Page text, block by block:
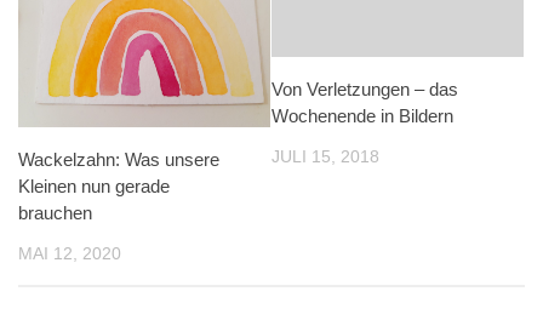
Wackelzahn: Was unsere
Kleinen nun gerade
brauchen
MAI 12, 2020
Von Verletzungen – das
Wochenende in Bildern
JULI 15, 2018